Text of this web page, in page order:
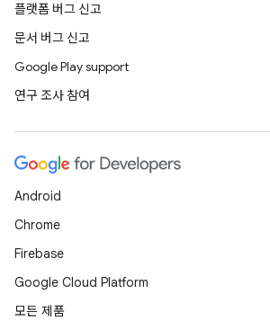
플랫폼 버그 신고
문서 버그 신고
Google Play support
연구 조사 참여
Android
Chrome
Firebase
Google Cloud Platform
모든 제품